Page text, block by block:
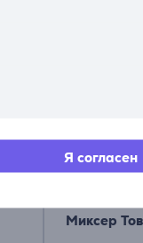
Я согласен
Миксер